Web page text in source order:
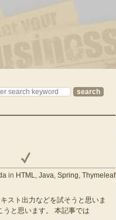
in HTML, Java, Spring, Thymeleaf
スト出力などを試そうと思いま
と思います。 本記事では